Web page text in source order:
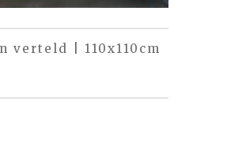
verteld | 110x110cm